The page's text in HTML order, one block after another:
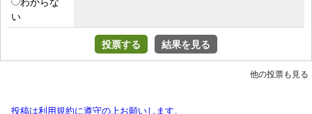
い
投票する 結果を見る
他の投票も見る